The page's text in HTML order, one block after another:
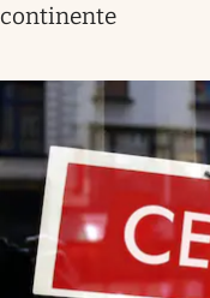
continente